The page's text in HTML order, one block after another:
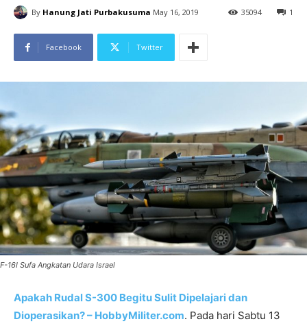
By Hanung Jati Purbakusuma May 16, 2019 1
35094
Facebook Twitter
F-16I Sufa Angkatan Udara Israel
Apakah Rudal S-300 Begitu Sulit Dipelajari dan
Dioperasikan? – HobbyMiliter.com. Pada hari Sabtu 13